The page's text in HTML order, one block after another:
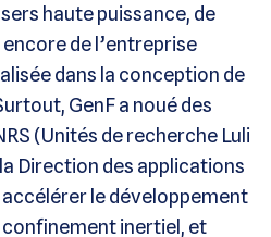
haute puissance, de
de l’entreprise
dans la conception de
GenF a noué des
(Unités de recherche Luli
Direction des applications
accélérer le développement
confinement inertiel, et